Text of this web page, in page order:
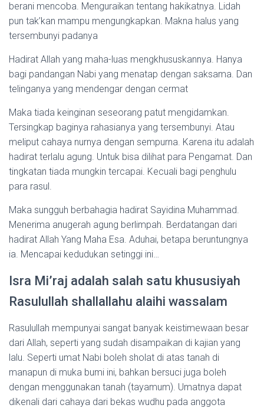
berani mencoba. Menguraikan tentang hakikatnya. Lidah
pun tak’kan mampu mengungkapkan. Makna halus yang
tersembunyi padanya
Hadirat Allah yang maha-luas mengkhususkannya. Hanya
bagi pandangan Nabi yang menatap dengan saksama. Dan
telinganya yang mendengar dengan cermat
Maka tiada keinginan seseorang patut mengidamkan.
Tersingkap baginya rahasianya yang tersembunyi. Atau
meliput cahaya nurnya dengan sempurna. Karena itu adalah
hadirat terlalu agung. Untuk bisa dilihat para Pengamat. Dan
tingkatan tiada mungkin tercapai. Kecuali bagi penghulu
para rasul.
Maka sungguh berbahagia hadirat Sayidina Muhammad.
Menerima anugerah agung berlimpah. Berdatangan dari
hadirat Allah Yang Maha Esa. Aduhai, betapa beruntungnya
ia. Mencapai kedudukan setinggi ini…
Isra Mi’raj adalah salah satu khususiyah
Rasulullah shallallahu alaihi wassalam
Rasulullah mempunyai sangat banyak keistimewaan besar
dari Allah, seperti yang sudah disampaikan di kajian yang
lalu. Seperti umat Nabi boleh sholat di atas tanah di
manapun di muka bumi ini, bahkan bersuci juga boleh
dengan menggunakan tanah (tayamum). Umatnya dapat
dikenali dari cahaya dari bekas wudhu pada anggota